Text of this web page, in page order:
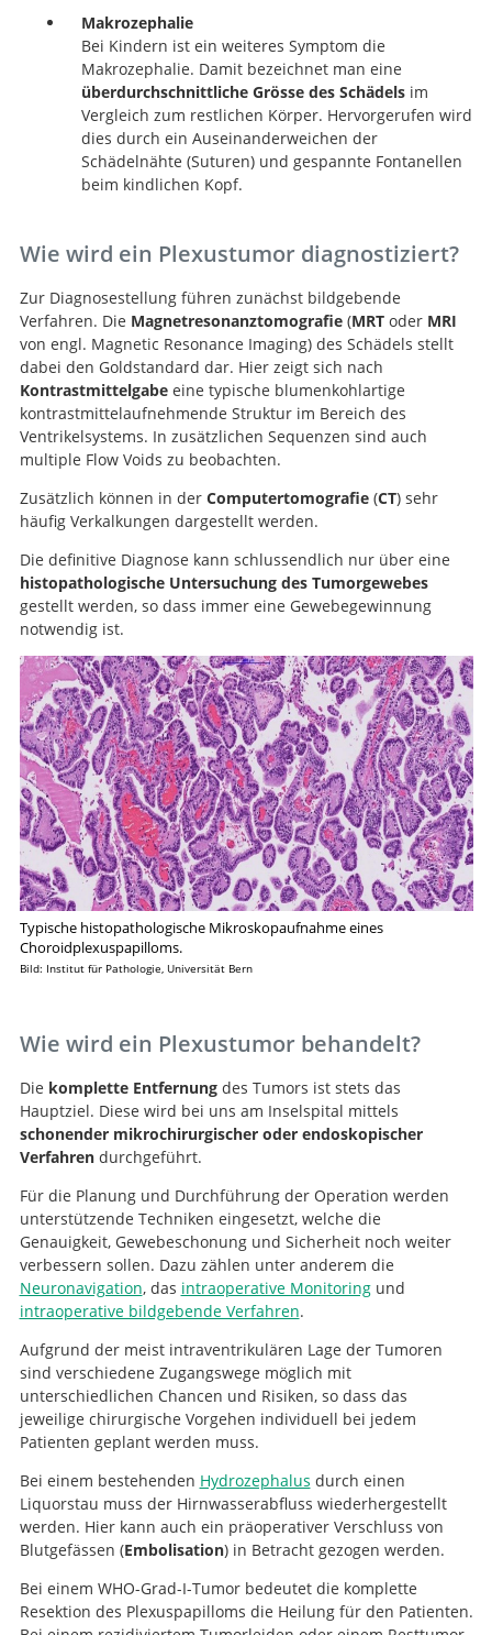
Makrozephalie
Bei Kindern ist ein weiteres Symptom die
Makrozephalie. Damit bezeichnet man eine
überdurchschnittliche Grösse des Schädels im
Vergleich zum restlichen Körper. Hervorgerufen wird
dies durch ein Auseinanderweichen der
Schädelnähte (Suturen) und gespannte Fontanellen
beim kindlichen Kopf.
Wie wird ein Plexustumor diagnostiziert?
Zur Diagnosestellung führen zunächst bildgebende
Verfahren. Die Magnetresonanztomografie (MRT oder MRI
von engl. Magnetic Resonance Imaging) des Schädels stellt
dabei den Goldstandard dar. Hier zeigt sich nach
Kontrastmittelgabe eine typische blumenkohlartige
kontrastmittelaufnehmende Struktur im Bereich des
Ventrikelsystems. In zusätzlichen Sequenzen sind auch
multiple Flow Voids zu beobachten.
Zusätzlich können in der Computertomografie (CT) sehr
häufig Verkalkungen dargestellt werden.
Die definitive Diagnose kann schlussendlich nur über eine
histopathologische Untersuchung des Tumorgewebes
gestellt werden, so dass immer eine Gewebegewinnung
notwendig ist.
Typische histopathologische Mikroskopaufnahme eines
Choroidplexuspapilloms.
Bild: Institut für Pathologie, Universität Bern
Wie wird ein Plexustumor behandelt?
Die komplette Entfernungdes Tumors ist stets das
Hauptziel. Diese wird bei uns am Inselspital mittels
schonender mikrochirurgischer oder endoskopischer
Verfahrendurchgeführt.
Für die Planung und Durchführung der Operation werden
unterstützende Techniken eingesetzt, welche die
Genauigkeit, Gewebeschonung und Sicherheit noch weiter
verbessern sollen. Dazu zählen unter anderem die
Neuronavigation, das intraoperative Monitoringund
intraoperative bildgebende Verfahren.
Aufgrund der meist intraventrikulären Lage der Tumoren
sind verschiedene Zugangswege möglich mit
unterschiedlichen Chancen und Risiken, so dass das
jeweilige chirurgische Vorgehen individuell bei jedem
Patienten geplant werden muss.
Bei einem bestehenden Hydrozephalus durch einen
Liquorstau muss der Hirnwasserabfluss wiederhergestellt
werden. Hier kann auch ein präoperativer Verschluss von
Blutgefässen (Embolisation) in Betracht gezogen werden.
Bei einem WHO-Grad-I-Tumor bedeutet die komplette
Resektion des Plexuspapilloms die Heilung für den Patienten.